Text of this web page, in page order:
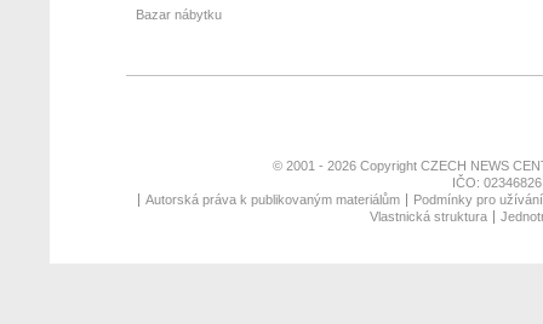
Bazar nábytku
© 2001 - 2026 Copyright CZECH NEWS
IČO:
Autorská práva k publikovaným materiálům
Podmínky pro
Vlastnická struktura